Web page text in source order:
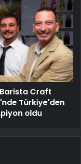
Craft
Türkiye'den
oldu